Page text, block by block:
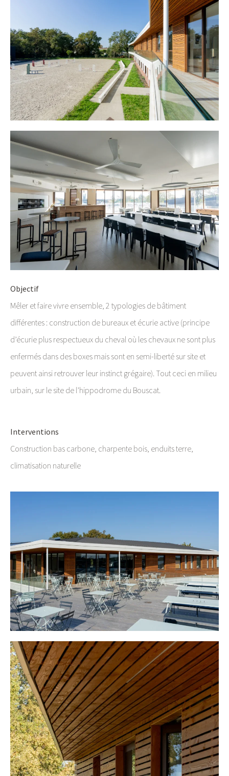
Objectif
Mêler et faire vivre ensemble, 2 typologies de bâtiment
différentes : construction de bureaux et écurie active (principe
d’écurie plus respectueux du cheval où les chevaux ne sont plus
enfermés dans des boxes mais sont en semi-liberté sur site et
peuvent ainsi retrouver leur instinct grégaire). Tout ceci en milieu
urbain, sur le site de l’hippodrome du Bouscat.
Interventions
Construction bas carbone, charpente bois, enduits terre,
climatisation naturelle